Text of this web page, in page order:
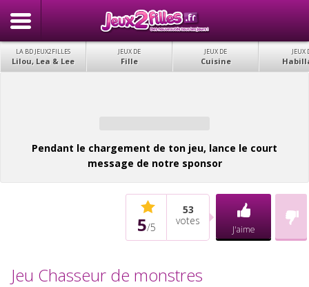
LA BD JEUX2FILLES
Lilou, Lea & Lee
JEUX DE
Fille
JEUX DE
Cuisine
JEUX
Pendant le chargement de ton jeu, lance le court
message de notre sponsor
5/5
53
votes
J'aime
Jeu Chasseur de monstres